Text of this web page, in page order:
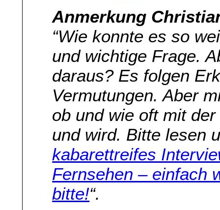
Anmerkung
“Wie konnte es so
und wichtige Frage.
daraus? Es folgen
Vermutungen. Aber
ob und wie oft mit
und wird. Bitte lesen
kabarettreifes
Fernsehen – einfach
bitte!“.